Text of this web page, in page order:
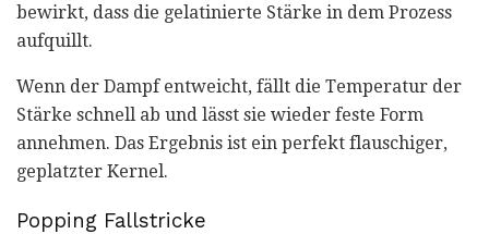
bewirkt, dass die gelatinierte Stärke in dem Prozess
aufquillt.
Wenn der Dampf entweicht, fällt die Temperatur der
Stärke schnell ab und lässt sie wieder feste Form
annehmen. Das Ergebnis ist ein perfekt flauschiger,
geplatzter Kernel.
Popping Fallstricke